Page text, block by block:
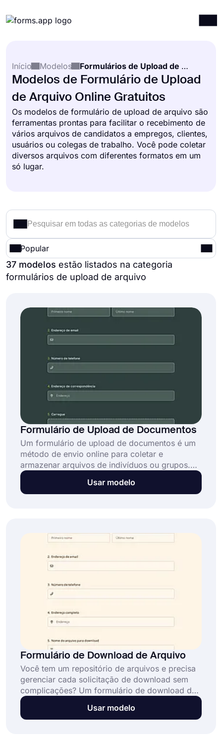
Integrações
Recursos
Preços
Início
Modelos Formulários de Upload de Arquivo
Modelos de Formulário de Upload
de Arquivo Online Gratuitos
Os modelos de formulário de upload de arquivo são
ferramentas prontas para facilitar o recebimento de
vários arquivos de candidatos a empregos, clientes,
usuários ou colegas de trabalho. Você pode coletar
diversos arquivos com diferentes formatos em um
só lugar.
Popular
37 modelos estão listados na categoria
formulários de upload de arquivo
Formulário de Upload de Documentos
Um formulário de upload de documentos é um
método de envio online para coletar e
armazenar arquivos de indivíduos ou grupos.
Os arquivos podem ser documentos de texto,
imagens ou qualquer outro tipo de arquivo
mais. Este formulário de upload de documentos
gratuito permite que você:
Usar modelo
Formulário de Download de Arquivo
Você tem um repositório de arquivos e precisa
gerenciar cada solicitação de download sem
complicações? Um formulário de download de
arquivos certamente facilitará todo o processo.
Acesse o modelo de formulário de download de
Usar modelo